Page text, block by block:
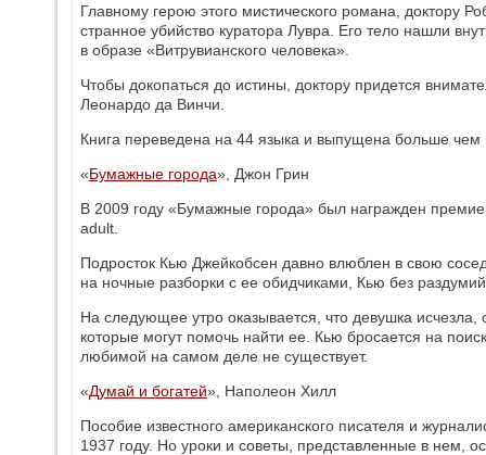
Главному герою этого мистического романа, доктору
странное убийство куратора Лувра. Его тело нашли
в образе «Витрувианского человека».
Чтобы докопаться до истины, доктору придется
Леонардо да Винчи.
Книга переведена на 44 языка и выпущена больше чем
«Бумажные города», Джон Грин
В 2009 году «Бумажные города» был награжден
adult.
Подросток Кью Джейкобсен давно влюблен в свою
на ночные разборки с ее обидчиками, Кью без
На следующее утро оказывается, что девушка
которые могут помочь найти ее. Кью бросается на
любимой на самом деле не существует.
«Думай и богатей», Наполеон Хилл
Пособие известного американского писателя и
1937 году. Но уроки и советы, представленные в нем,